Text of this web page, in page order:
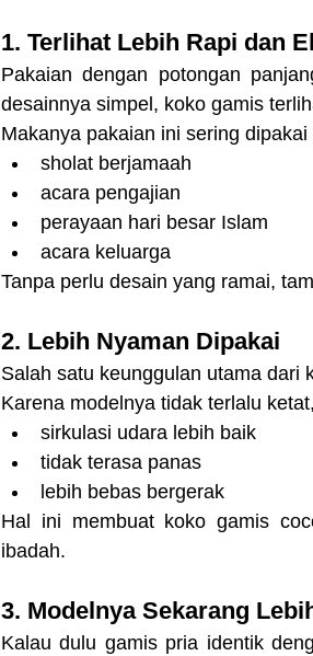
1. Terlihat Lebih Rapi dan
Pakaian dengan potongan
desainnya simpel, koko gamis
Makanya pakaian ini sering dipakai
sholat berjamaah
acara pengajian
perayaan hari besar Islam
acara keluarga
Tanpa perlu desain yang ramai,
2. Lebih Nyaman Dipakai
Salah satu keunggulan utama dari
Karena modelnya tidak terlalu
sirkulasi udara lebih baik
tidak terasa panas
lebih bebas bergerak
Hal ini membuat koko gamis
ibadah.
3. Modelnya Sekarang
Kalau dulu gamis pria identik